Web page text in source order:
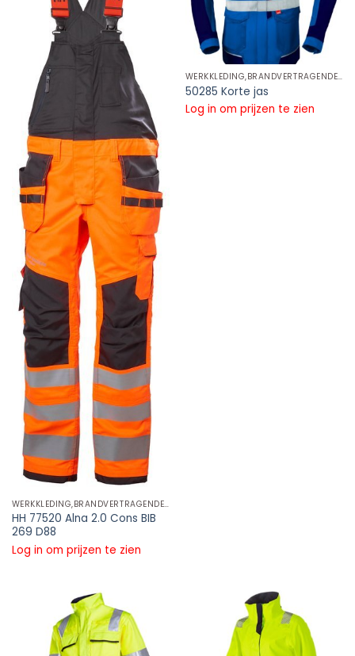
WERKKLEDING,BRANDVERTRAGENDE REFLECTIE KLEDING,BRANDVERTRAGENDE REFLECTIE JASSEN
HH 77520 Alna 2.0 Cons BIB
269 D88
Log in om prijzen te zien
WERKKLEDING,BRANDVERTRAGENDE REFLECTIE KLEDING,BRANDVERTRAGENDE REFLECTIE JASSEN
50285 Korte jas
Log in om prijzen te zien